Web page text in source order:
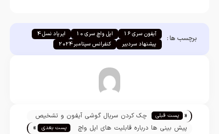
برچسب ها : آیفون سری 16 اپل واچ سری 10
ایرپاد نسل 4
پیشنهاد سردبیر
کنفرانس سپتامبر 2024
مازیار نجارزاده « پست قبلی
چک کردن سریال گوشی آیفون و تشخیص
نو و کارکرده بودن ایفون
پیش بینی ها درباره قابلیت های اپل واچ
پست بعدی »